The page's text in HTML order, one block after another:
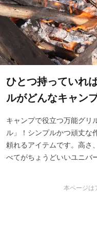
ひとつ持っていれ
ルがどんなキャン
キャンプで役立つ万能グリ
ル」！シンプルかつ頑丈な
頼れるアイテムです。高さ
べてがちょうどいいユニバ
本ページは